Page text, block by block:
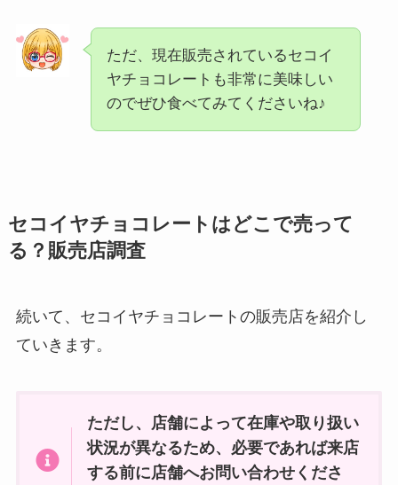
ただ、現在販売されているセコイ
ヤチョコレートも非常に美味しい
のでぜひ食べてみてくださいね♪
セコイヤチョコレートはどこで売って
る？販売店調査
続いて、セコイヤチョコレートの販売店を紹介し
ていきます。
ただし、店舗によって在庫や取り扱い
状況が異なるため、必要であれば来店
する前に店舗へお問い合わせくださ